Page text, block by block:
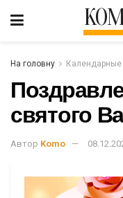
На головну Календарные
святого
Автор Komo